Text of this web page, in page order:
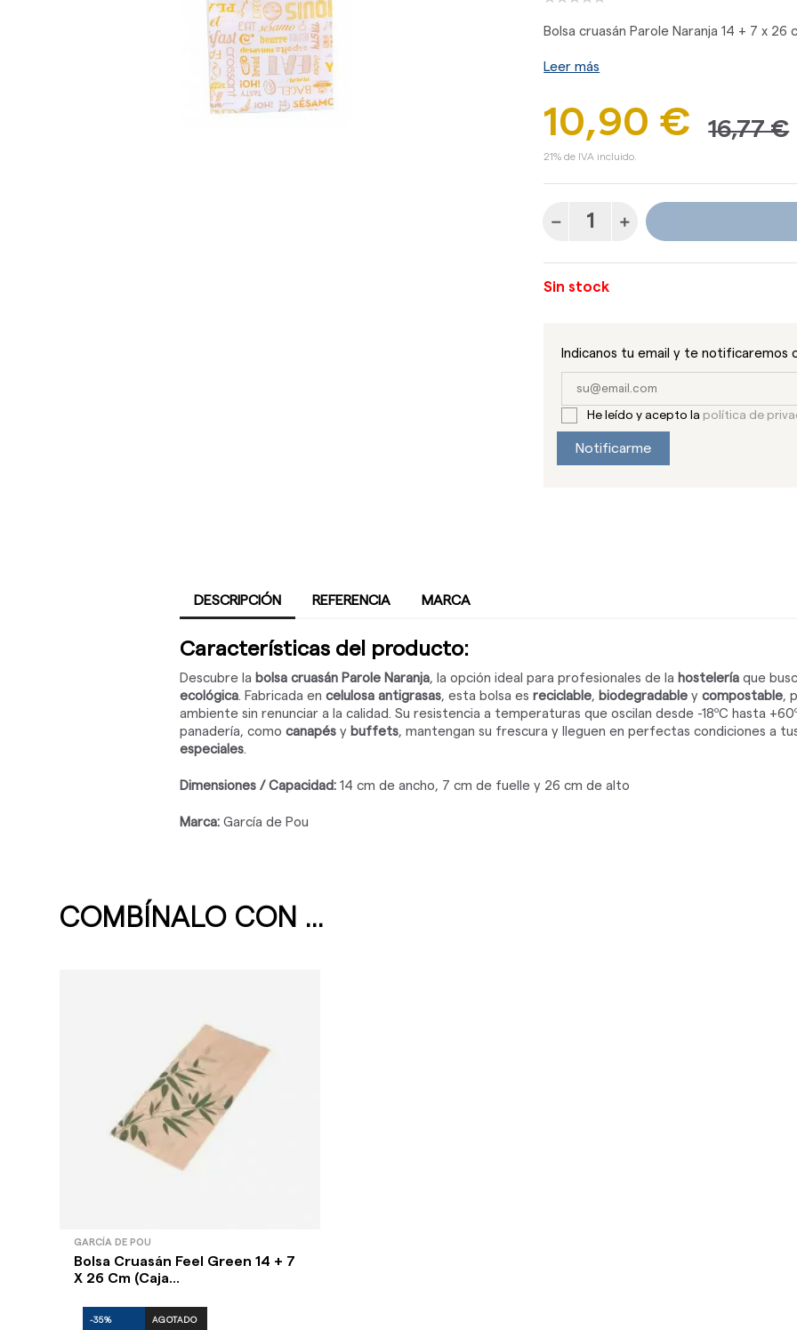
Bolsa cruasán Parole Naranja 14 + 7 x 26
Leer más
10,90 € 16,77 €
21% de IVA incluido.
Sin stock
Indicanos tu email y te notificaremos
He leído y acepto la política de
Notificarme
DESCRIPCIÓN REFERENCIA MARCA
Características del producto:
Descubre la bolsa cruasán Parole Naranja, la opción ideal para profesionales de la hosteleríaque
ecológica. Fabricada en celulosa antigrasas, esta bolsa es reciclable, biodegradabley compostable,
ambiente sin renunciar a la calidad. Su resistencia a temperaturas que oscilan desde -18ºC hasta
panadería, como canapésy buffets, mantengan su frescura y lleguen en perfectas condiciones a
especiales.
Dimensiones / Capacidad:14 cm de ancho, 7 cm de fuelle y 26 cm de alto
Marca:García de Pou
COMBÍNALO CON ...
GARCÍA DE POU
Bolsa Cruasán Feel Green 14 + 7
X 26 Cm (Caja...
-35% AGOTADO